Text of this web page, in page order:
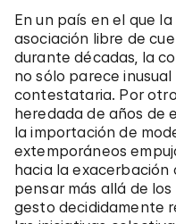
En un país en el que
asociación libre de
durante décadas, la
no sólo parece
contestataria. Por
heredada de años de
la importación de
extemporáneos
hacia la exacerbación
pensar más allá de
gesto decididamente